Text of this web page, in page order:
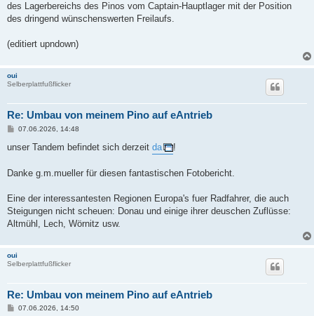
des Lagerbereichs des Pinos vom Captain-Hauptlager mit der Position
des dringend wünschenswerten Freilaufs.
(editiert upndown)
oui
Selberplattfußflicker
Re: Umbau von meinem Pino auf eAntrieb
B
i
a
g
07.06.2026, 14:48
unser Tandem befindet sich derzeit da !
Danke g.m.mueller für diesen fantastischen Fotobericht.
Eine der interessantesten Regionen Europa's fuer Radfahrer, die auch
Steigungen nicht scheuen: Donau und einige ihrer deuschen Zuflüsse:
Altmühl, Lech, Wörnitz usw.
oui
Selberplattfußflicker
Re: Umbau von meinem Pino auf eAntrieb
B07.06.2026, 14:50